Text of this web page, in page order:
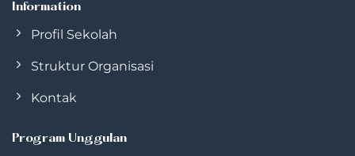
Information
Profil Sekolah
Struktur Organisasi
Kontak
Program Unggulan